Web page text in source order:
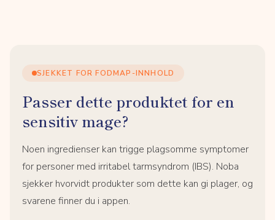
SJEKKET FOR FODMAP-INNHOLD
Passer dette produktet for en
sensitiv mage?
Noen ingredienser kan trigge plagsomme symptomer
for personer med irritabel tarmsyndrom (IBS). Noba
sjekker hvorvidt produkter som dette kan gi plager, og
svarene finner du i appen.